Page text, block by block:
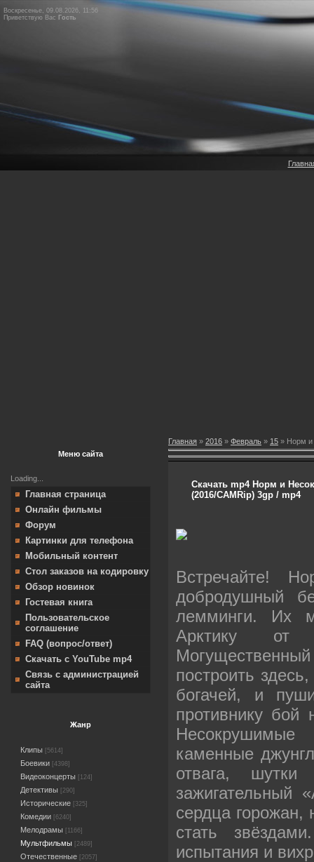
Воскресенье, 09.08.2026, 11:56
Приветствую Вас Гость
Меню сайта
Loading...
Главная страница
Онлайн фильмы
Форум
Картинки для телефона
Мобильный контент
Стол заказов на кодировку
Обзор новинок
Гостевая книга
Пользовательское
соглашение
FAQ (вопрос/ответ)
Скачать с YouTube mp4
Связь с администрацией
сайта
Жанр
Клипы [5614]
Боевики [4398]
Видеоконцерты [124]
Детективы [290]
Исторические [325]
Комедии [6240]
Мелодрамы [1166]
Мультфильмы [2489]
Отечественные [2057]
Главная » 2016 » Февраль » 15 » Норм и
Скачать mp4 Норм и
(2016/CAMRip) 3gp / mp4
Встречайте!
добродушный
лемминги. Их
Арктику от
построить
богачей, и
противнику бой
каменные
отвага,
зажигательный
сердца
стать
испытания и